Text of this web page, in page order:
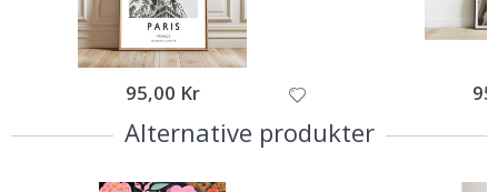
95,00 Kr
Alternative produkter